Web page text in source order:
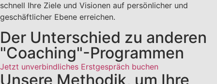
schnell Ihre Ziele und Visionen auf persönlicher und
geschäftlicher Ebene erreichen.
Der Unterschied zu anderen
"Coaching"-Programmen
Jetzt unverbindliches Erstgespräch buchen
Unsere Methodik, um Ihre